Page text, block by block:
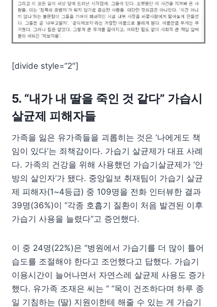
[divide style=”2″]
5. “내가 내 딸을 죽인 것 같다” 가습시
살균제 피해자들
가족을 잃은 유가족들을 괴롭히는 것은 ‘나에게도 책
임이 있다’는 죄책감이다. 가습기 살균제가 대표 사례
다. 가족의 건강을 위해 사용했던 가습기살균제가 ‘안
방의 살인자’가 됐다. 중앙일보 취재팀이 가습기 살균
제 피해자(1~4등급) 중 109명을 전화 인터뷰한 결과
39명(36%)이 “각종 호흡기 질환이 처음 발견된 이후
가습기 사용을 늘렸다”고 증언했다.
이 중 24명(22%)은 “병원에서 가습기를 더 많이 틀어
습도를 조절해야 한다고 조언했다고 답했다. 가습기
이용시간이 늘어나면서 자연스레 살균제 사용도 증가
했다. 유가족 조재은 씨는 ” “목이 건조하다며 하루 종
일 기침하는 (딸) 지원이한테 해줄 수 있는 게 가습기